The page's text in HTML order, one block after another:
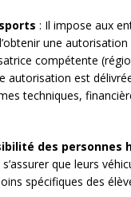
: Il impose aux
une autorisation
compétente
autorisation est
techniques,
des personnes
que leurs
spécifiques des